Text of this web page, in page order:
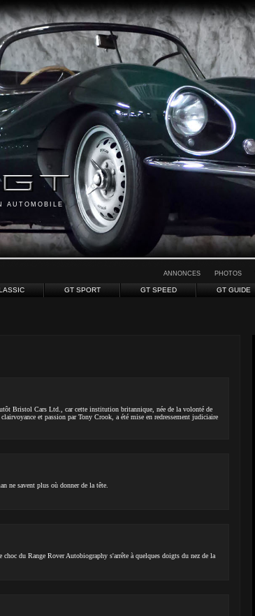
AUTOMOBILE
ANNONCES PHOTOS
GT SPORT GT SPEED GT GUIDE
Bristol Cars Ltd., car cette institution britannique, née de la volonté de
et passion par Tony Crook, a été mise en redressement judiciaire
ne savent plus où donner de la tête.
choc du Range Rover Autobiography s'arrête à quelques doigts du nez de la